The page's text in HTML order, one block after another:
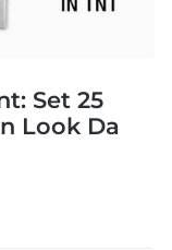
Set 25
Look Da